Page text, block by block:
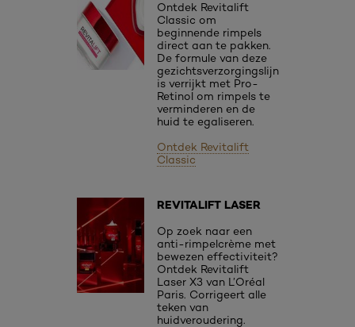
Ontdek Revitalift
Classic om
beginnende rimpels
direct aan te pakken.
De formule van deze
gezichtsverzorgingslijn
is verrijkt met Pro-
Retinol om rimpels te
verminderen en de
huid te egaliseren.
Ontdek Revitalift
Classic
REVITALIFT LASER
Op zoek naar een
anti-rimpelcrème met
bewezen effectiviteit?
Ontdek Revitalift
Laser X3 van L’Oréal
Paris. Corrigeert alle
teken van
huidveroudering.